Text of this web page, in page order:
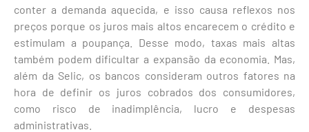
conter a demanda aquecida, e isso causa reflexos nos
preços porque os juros mais altos encarecem o crédito e
estimulam a poupança. Desse modo, taxas mais altas
também podem dificultar a expansão da economia. Mas,
além da Selic, os bancos consideram outros fatores na
hora de definir os juros cobrados dos consumidores,
como risco de inadimplência, lucro e despesas
administrativas.